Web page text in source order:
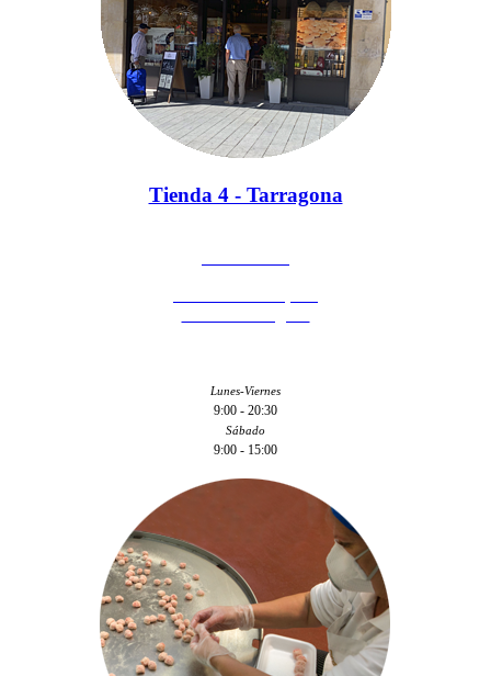
Tienda 4 - Tarragona
Lunes-Viernes
9:00 - 20:30
Sábado
9:00 - 15:00